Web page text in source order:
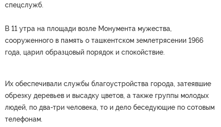
спецслужб.
В 11 утра на площади возле Монумента мужества,
сооруженного в память о ташкентском землетрясении 1966
года, царил образцовый порядок и спокойствие.
Их обеспечивали службы благоустройства города, затеявшие
обрезку деревьев и высадку цветов, а также группы молодых
людей, по два-три человека, то и дело беседующие по сотовым
телефонам.